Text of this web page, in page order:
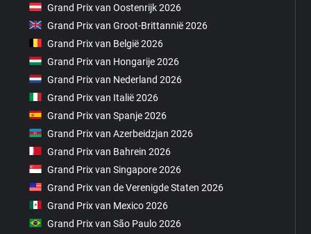
Grand Prix van Oostenrijk 2026
Grand Prix van Groot-Brittannië 2026
Grand Prix van België 2026
Grand Prix van Hongarije 2026
Grand Prix van Nederland 2026
Grand Prix van Italië 2026
Grand Prix van Spanje 2026
Grand Prix van Azerbeidzjan 2026
Grand Prix van Bahrein 2026
Grand Prix van Singapore 2026
Grand Prix van de Verenigde Staten 2026
Grand Prix van Mexico 2026
Grand Prix van São Paulo 2026